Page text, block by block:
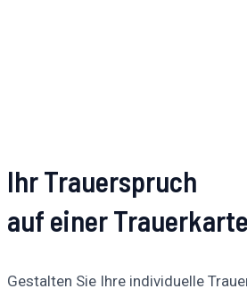
Ihr Trauerspruch
auf einer Trauerkarte
Gestalten Sie Ihre individuelle